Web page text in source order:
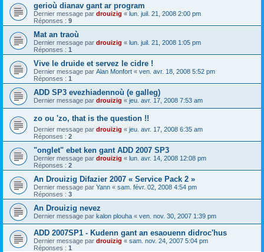
gerioù dianav gant ar program
Dernier message par drouizig « lun. juil. 21, 2008 2:00 pm
Réponses : 9
Mat an traoù
Dernier message par drouizig « lun. juil. 21, 2008 1:05 pm
Réponses : 1
Vive le druide et servez le cidre !
Dernier message par Alan Monfort « ven. avr. 18, 2008 5:52 pm
Réponses : 1
ADD SP3 evezhiadennoù (e galleg)
Dernier message par drouizig « jeu. avr. 17, 2008 7:53 am
zo ou 'zo, that is the question !!
Dernier message par drouizig « jeu. avr. 17, 2008 6:35 am
Réponses : 2
"onglet" ebet ken gant ADD 2007 SP3
Dernier message par drouizig « lun. avr. 14, 2008 12:08 pm
Réponses : 2
An Drouizig Difazier 2007 « Service Pack 2 »
Dernier message par Yann « sam. févr. 02, 2008 4:54 pm
Réponses : 3
An Drouizig nevez
Dernier message par kalon plouha « ven. nov. 30, 2007 1:39 pm
ADD 2007SP1 - Kudenn gant an esaouenn didroc'hus
Dernier message par drouizig « sam. nov. 24, 2007 5:04 pm
Réponses : 1